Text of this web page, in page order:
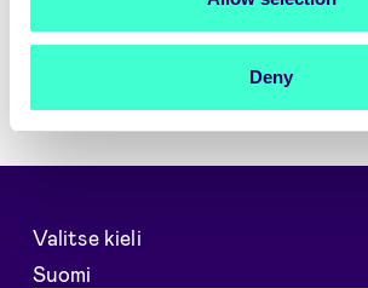
Deny
Valitse kieli
Suomi